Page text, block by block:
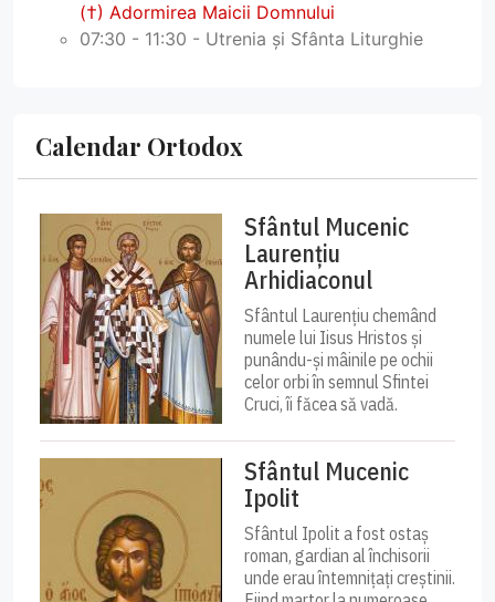
(†) Adormirea Maicii Domnului
07:30 - 11:30 - Utrenia și Sfânta Liturghie
Calendar Ortodox
Sfântul Mucenic
Laurențiu
Arhidiaconul
Sfântul Laurențiu chemând
numele lui Iisus Hristos și
punându-și mâinile pe ochii
celor orbi în semnul Sfintei
Cruci, îi făcea să vadă.
Sfântul Mucenic
Ipolit
Sfântul Ipolit a fost ostaș
roman, gardian al închisorii
unde erau întemnițați creștinii.